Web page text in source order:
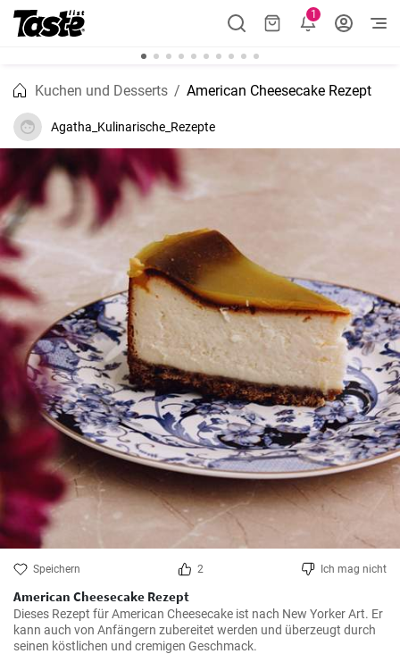
1
Kuchen und Desserts American Cheesecake Rezept
Agatha_Kulinarische_Rezepte
Speichern 2 Ich mag nicht
American Cheesecake Rezept
Dieses Rezept für American Cheesecake ist nach New Yorker Art. Er
kann auch von Anfängern zubereitet werden und überzeugt durch
seinen köstlichen und cremigen Geschmack.